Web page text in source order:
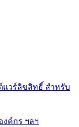
ค์กร ฯลฯ